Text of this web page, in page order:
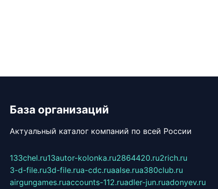
База организаций
Актуальный каталог компаний по всей России
133chel.ru13autor-kolonka.ru2864420.ru2rich.ru
3-d-file.ru3d-file.rua-cdc.ruaalse.rua380club.ru
airgungames.ruaccounts-112.ruadler-jun.ruadonyev.ru